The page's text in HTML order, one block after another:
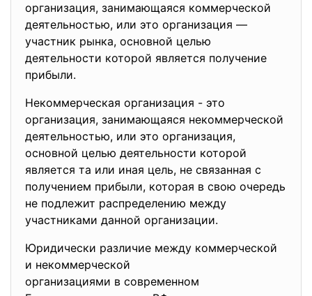
организация, занимающаяся коммерческой
деятельностью, или это организация —
участник рынка, основной целью
деятельности которой является получение
прибыли.
Некоммерческая организация - это
организация, занимающаяся некоммерческой
деятельностью, или это организация,
основной целью деятельности которой
является та или иная цель, не связанная с
получением прибыли, которая в свою очередь
не подлежит распределению между
участниками данной организации.
Юридически различие между коммерческой
и некоммерческой
организациями в современном